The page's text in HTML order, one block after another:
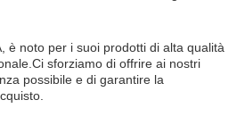
è noto per i suoi prodotti di alta qualità
sforziamo di offrire ai nostri
possibile e di garantire la